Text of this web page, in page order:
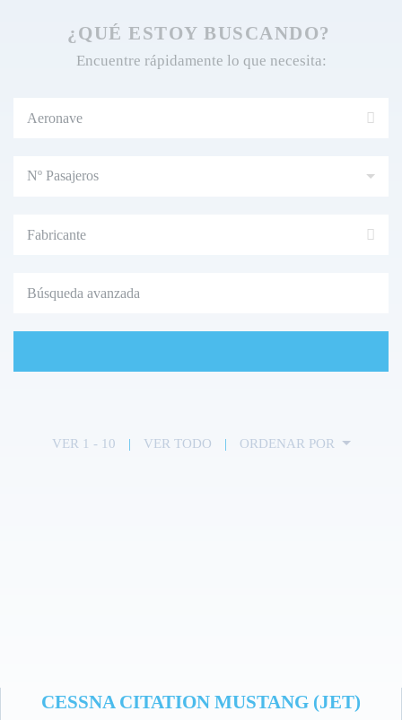
¿QUÉ ESTOY BUSCANDO?
Encuentre rápidamente lo que necesita:
Nº Pasajeros
VER 1 - 10 | VER TODO | ORDENAR POR
CESSNA CITATION MUSTANG (JET)